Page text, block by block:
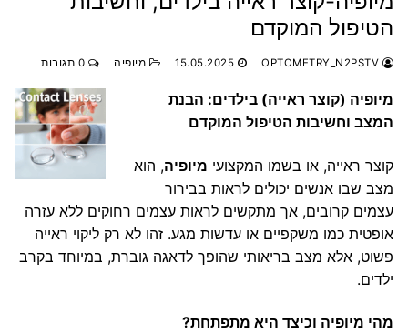
הטיפול המוקדם
15.05.2025 מיופיה
מיופיה (קוצר ראייה) בילדים: הבנת
המצב וחשיבות הטיפול המוקדם
קוצר ראייה, או בשמו המקצועי מיופיה, הוא
מצב שבו אנשים יכולים לראות בבירור
עצמים קרובים, אך מתקשים לראות עצמים רחוקים ללא עזרה
אופטית כמו משקפיים או עדשות מגע. זהו לא רק ליקוי ראייה
פשוט, אלא מצב בריאותי שהופך לדאגה גוברת, במיוחד בקרב
ילדים.
מהי מיופיה וכיצד היא מתפתחת?